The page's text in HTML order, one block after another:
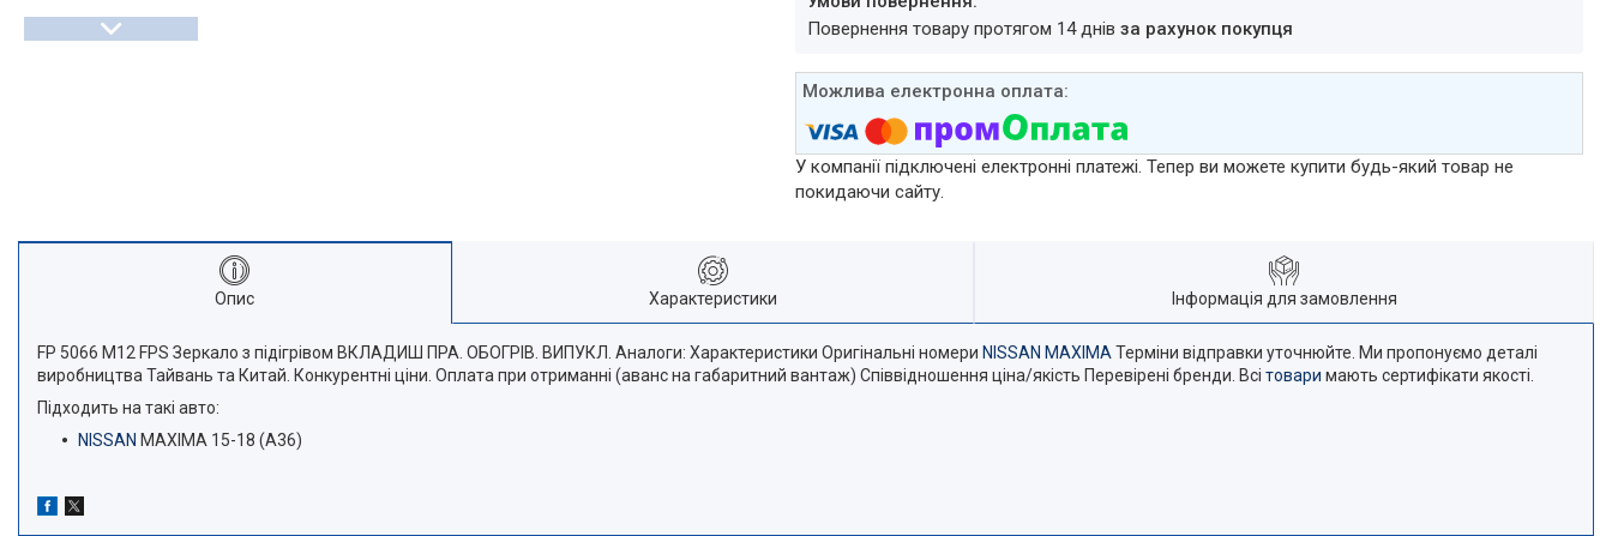
повернення товару протягом 14 днів за рахунок покупця
У компанії підключені електронні платежі. Тепер ви можете купити будь-який товар не
покидаючи сайту.
Опис Характеристики Інформація для замовлення
FP 5066 M12 FPS Зеркало з підігрівом ВКЛАДИШ ПРА. ОБОГРІВ. ВИПУКЛ. Аналоги: Характеристики Оригінальні номери NISSAN MAXIMA Терміни відправки уточнюйте. Ми пропонуємо деталі
виробництва Тайвань та Китай. Конкурентні ціни. Оплата при отриманні (аванс на габаритний вантаж) Співвідношення ціна/якість Перевірені бренди. Всі товари мають сертифікати якості.
Підходить на такі авто:
NISSAN MAXIMA 15-18 (A36)